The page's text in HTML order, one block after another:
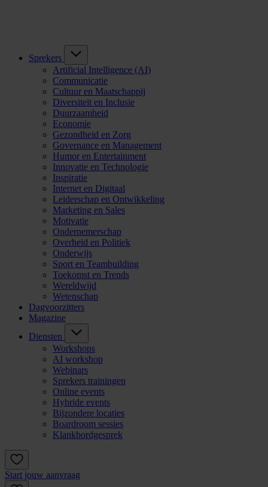
Sprekers
Artificial Intelligence (AI)
Communicatie
Cultuur en Maatschappij
Diversiteit en Inclusie
Duurzaamheid
Economie
Gezondheid en Zorg
Governance en Management
Humor en Entertainment
Innovatie en Technologie
Inspiratie
Internet en Digitaal
Leiderschap en Ontwikkeling
Marketing en Sales
Motivatie
Ondernemerschap
Overheid en Politiek
Onderwijs
Sport en Teambuilding
Toekomst en Trends
Wereldwijd
Wetenschap
Dagvoorzitters
Magazine
Diensten
Workshops
AI workshop
Webinars
Sprekers trainingen
Online events
Hybride events
Bijzondere locaties
Boardroom sessies
Klankbordgesprek
Start jouw aanvraag